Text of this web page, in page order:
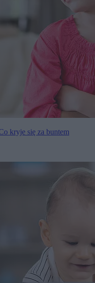
kryje się za buntem